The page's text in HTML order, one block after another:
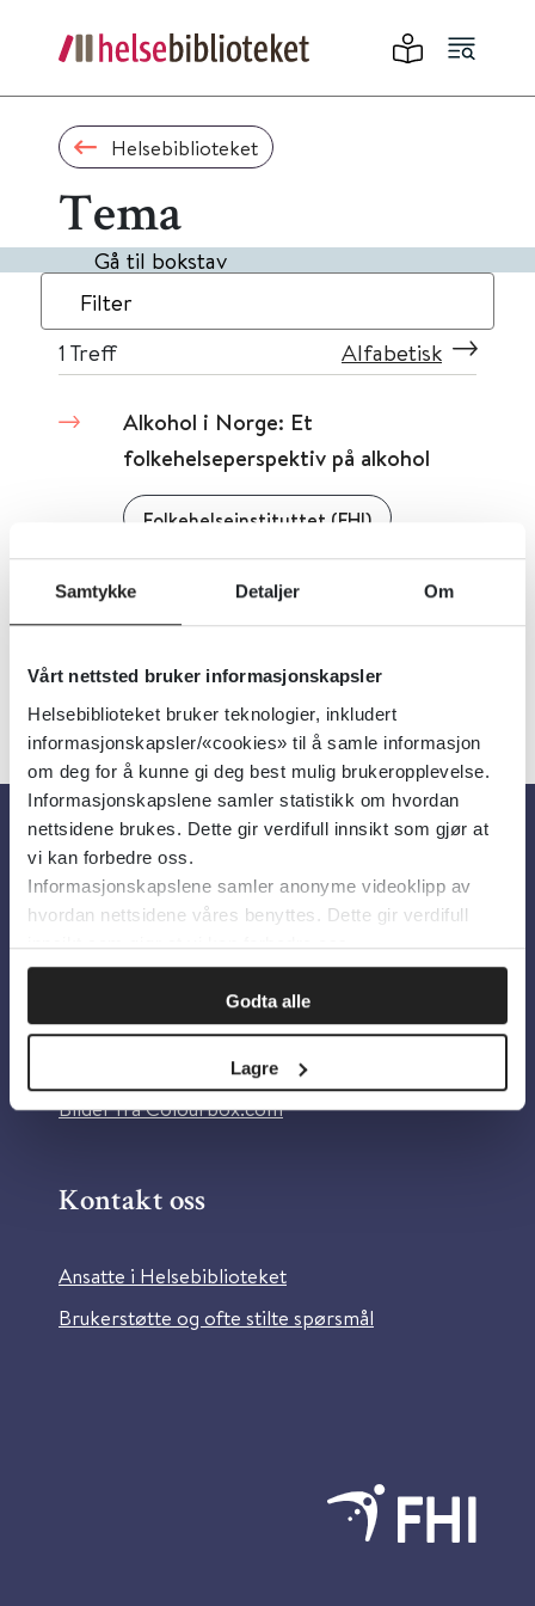
Samtykke Detaljer Om
Vårt nettsted bruker informasjonskapsler
Helsebiblioteket bruker teknologier, inkludert
informasjonskapsler/«cookies» til å samle informasjon
om deg for å kunne gi deg best mulig brukeropplevelse.
Informasjonskapslene samler statistikk om hvordan
nettsidene brukes. Dette gir verdifull innsikt som gjør at
vi kan forbedre oss.
Informasjonskapslene samler anonyme videoklipp av
hvordan nettsidene våres benyttes. Dette gir verdifull
innsikt som gjør at vi kan forbedre oss.
Godta alle
Lagre
Helsebiblioteket
Tema
Gå til bokstav
Filter
1 Treff Alfabetisk
Alkohol i Norge: Et
folkehelseperspektiv på alkohol
Folkehelseinstituttet (FHI)
Om oss
Om Helsebiblioteket
Tilgjengelighetserklæring
Information in English
Bilder fra Colourbox.com
Kontakt oss
Ansatte i Helsebiblioteket
Brukerstøtte og ofte stilte spørsmål